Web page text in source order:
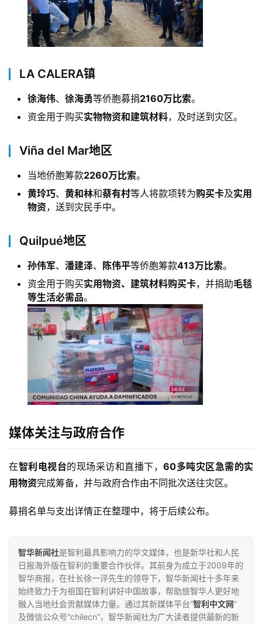
LA CALERA镇
徐海伟、 徐海勇等侨胞募捐2160万比索。
资金用于购买实物物资和建筑材料，及时送到灾区。
Viña del Mar地区
当地侨胞筹款2260万比索。
黄玲巧、 黄和林和蔡有村等人将款项转为购买卡及实用
物资，送到灾民手中。
Quilpué地区
孙伟军、 潘建泽、 陈伟平等侨胞筹款413万比索。
资金用于购买实用物资、建筑材料购买卡，并捐助毛毯
等生活必需品。
媒体关注与政府合作
在智利电视台的现场采访和直播下， 60多吨灾区急需的实
用物资完成筹备，并与政府合作由不同批次送往灾区。
募捐名单与支出详情正在整理中，将于后续公布。
智华新闻社是智利最具影响力的华文媒体，也是新华社和人民
日报海外版在智利的重要合作伙伴。其前身为成立于2009年的
智华商报，在社长徐一评先生的领导下，智华新闻社十多年来
始终致力于为祖国在智利讲好中国故事，帮助旅智华人更好地
融入当地社会贡献媒体力量。通过其新媒体平台“智利中文网”
及微信公众号“chilecn”，智华新闻社为广大读者提供最新的新